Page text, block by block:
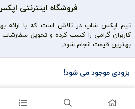
بزودی موجود می شود!
فروشگاه اینترنتی
تیم اپکس شاپ در تلاش است که با ارائه
کاربران گرامی را کسب کرده و تحویل
بهترین قیمت انجام شود.
کریستال گنشین